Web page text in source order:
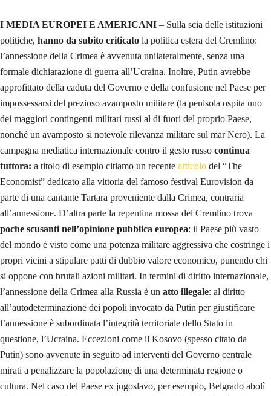
I MEDIA EUROPEI E AMERICANI – Sulla scia delle istituzioni
politiche, hanno da subito criticato la politica estera del Cremlino:
l’annessione della Crimea è avvenuta unilateralmente, senza una
formale dichiarazione di guerra all’Ucraina. Inoltre, Putin avrebbe
approfittato della caduta del Governo e della confusione nel Paese per
impossessarsi del prezioso avamposto militare (la penisola ospita uno
dei maggiori contingenti militari russi al di fuori del proprio Paese,
nonché un avamposto si notevole rilevanza militare sul mar Nero). La
campagna mediatica internazionale contro il gesto russo continua
tuttora: a titolo di esempio citiamo un recente articolo del “The
Economist” dedicato alla vittoria del famoso festival Eurovision da
parte di una cantante Tartara proveniente dalla Crimea, contraria
all’annessione. D’altra parte la repentina mossa del Cremlino trova
poche scusanti nell’opinione pubblica europea: il Paese più vasto
del mondo è visto come una potenza militare aggressiva che costringe i
propri vicini a stipulare patti di dubbio valore economico, punendo chi
si oppone con brutali azioni militari. In termini di diritto internazionale,
l’annessione della Crimea alla Russia è un atto illegale: al diritto
all’autodeterminazione dei popoli invocato da Putin per giustificare
l’annessione è subordinata l’integrità territoriale dello Stato in
questione, l’Ucraina. Eccezioni come il Kosovo (spesso citato da
Putin) sono avvenute in seguito ad interventi del Governo centrale
mirati a penalizzare la popolazione di una determinata regione o
cultura. Nel caso del Paese ex jugoslavo, per esempio, Belgrado abolì